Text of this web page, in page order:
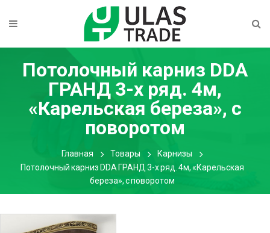
Потолочный карниз DDA
ГРАНД 3-х ряд. 4м,
«Карельская береза», с
поворотом
Главная Товары
Карнизы
Потолочный карниз DDA ГРАНД 3-х ряд. 4м, «Карельская
береза», с поворотом